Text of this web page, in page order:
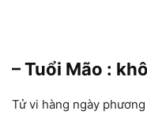
– Tuổi Mão :
Tử vi hàng ngày